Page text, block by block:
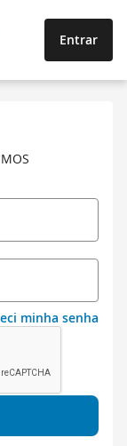
Entrar
minha senha